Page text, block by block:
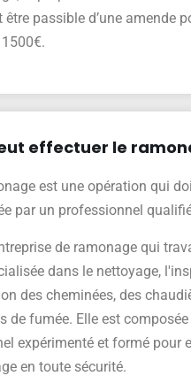
être passible d’une amende
1500€.
effectuer le
est une opération qui
par un professionnel
de ramonage qui
dans le nettoyage,
des cheminées, des
de fumée. Elle est
expérimenté et formé pour
en toute sécurité.